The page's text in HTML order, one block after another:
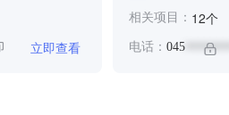
立即查看
相关项目： 12个
电话： 045